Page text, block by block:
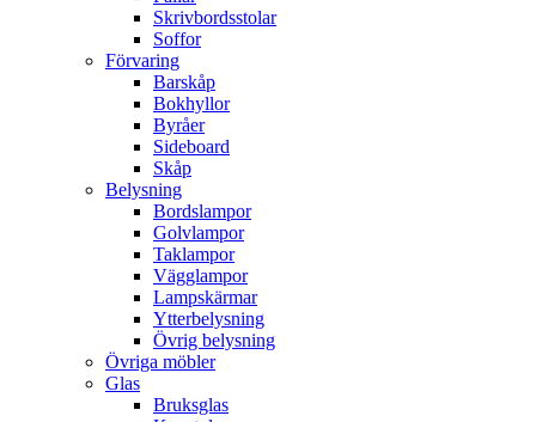
Skrivbordsstolar
Soffor
Förvaring
Barskåp
Bokhyllor
Byråer
Sideboard
Skåp
Belysning
Bordslampor
Golvlampor
Taklampor
Vägglampor
Lampskärmar
Ytterbelysning
Övrig belysning
Övriga möbler
Glas
Bruksglas